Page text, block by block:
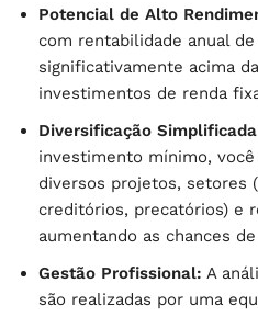
Potencial de Alto
com rentabilidade anual de
significativamente acima
investimentos de renda
Diversificação
investimento mínimo,
diversos projetos, setores
creditórios, precatórios) e
aumentando as chances
Gestão Profissional: A
são realizadas por uma